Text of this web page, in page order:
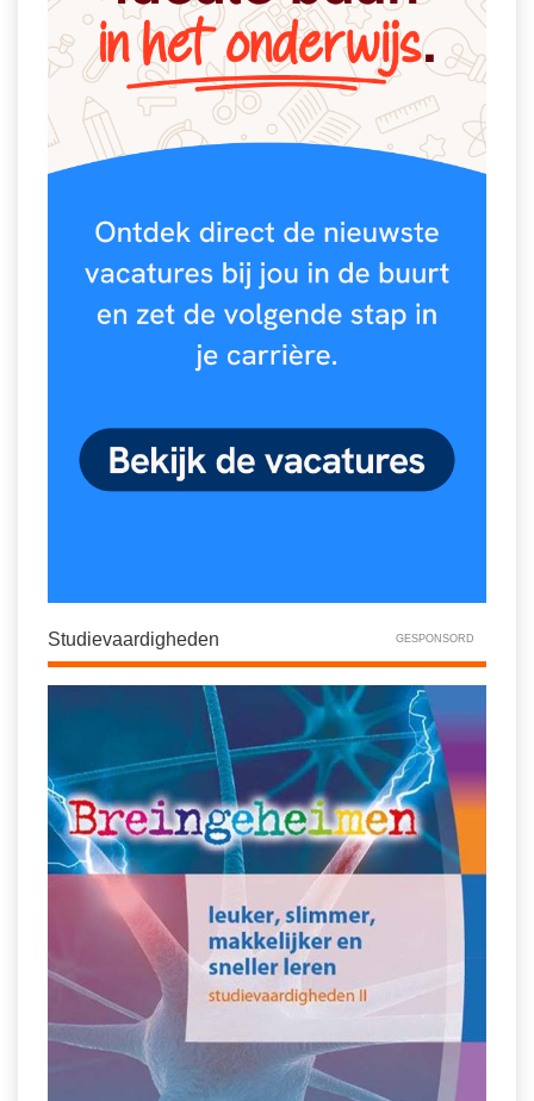
Spelletjes
Sprookjes
Startpagina onderwijs
Tweede Wereldoorlog
Studieschuld & Hypotheek
Middelbare school niveaus
Studenten laptop
Docentenplein nieuwsbrief
Onderwijs CV
Schoolvakanties
Huiswerkbegeleiding
Huiswerkbegeleider zoeken
Studievaardigheden GESPONSORD